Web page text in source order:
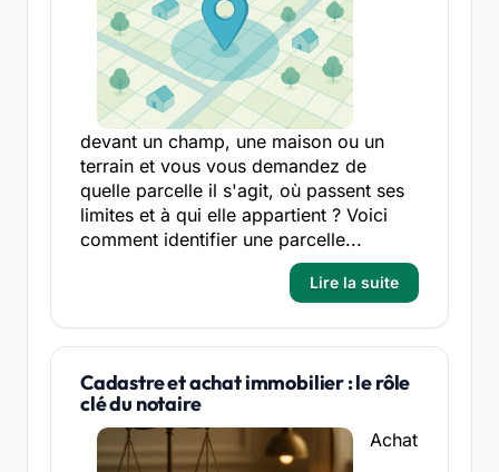
devant un champ, une maison ou un
terrain et vous vous demandez de
quelle parcelle il s'agit, où passent ses
limites et à qui elle appartient ? Voici
comment identifier une parcelle...
Lire la suite
Cadastre et achat immobilier : le rôle
clé du notaire
Achat